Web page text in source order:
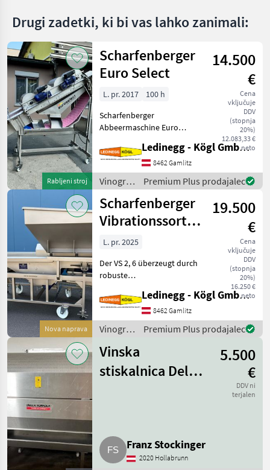
Drugi zadetki, ki bi vas lahko zanimali:
Rabljeni stroj
Scharfenberger
Euro Select
14.500
€
Cena
vključuje
DDV
(stopnja
20%)
12.083,33 €
neto
L. pr. 2017
100 h
Scharfenberger
Abbeermaschine Euro
Abbeeren, komplett aus
Edelstahl Beschreibung: Die
Scharfenberger Euro Select
wurde für ein besonders
Ledinegg - Kögl GmbH - Obst- und Weinbautechnik
8462 Gamlitz
Vinogradništvo
/
Scharfenberger
Premium Plus prodajalec
Nova naprava
Scharfenberger
Vibrationssortiertisch
VS 2,6
19.500
€
Cena
vključuje
DDV
(stopnja
20%)
16.250 €
neto
L. pr. 2025
Der VS 2, 6 überzeugt durch
robuste
Leistungsfähigkeit und
praxisgerechte Ausstattung.
Mit seiner flexiblen
Bauweise und der
Vibrationsaustr
Ledinegg - Kögl GmbH - Obst- und Weinbautechnik
8462 Gamlitz
Vinogradništvo
Scharfenberger
Premium Plus prodajalec
Vinska
stiskalnica Della
5.500
€
DDV ni
terjalen
Franz Stockinger
2020 Hollabrunn